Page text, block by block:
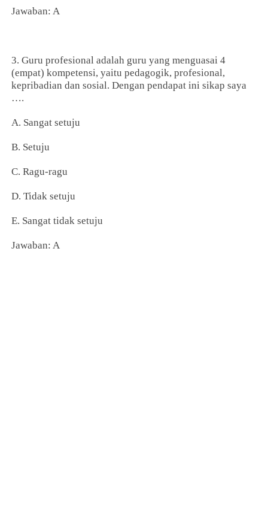
Jawaban: A
3. Guru profesional adalah guru yang menguasai 4
(empat) kompetensi, yaitu pedagogik, profesional,
kepribadian dan sosial. Dengan pendapat ini sikap saya
….
A. Sangat setuju
B. Setuju
C. Ragu-ragu
D. Tidak setuju
E. Sangat tidak setuju
Jawaban: A